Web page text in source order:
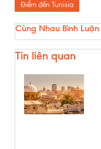
Điểm đến Tunisia
Cùng Nhau Bình Luận
Tin liên quan